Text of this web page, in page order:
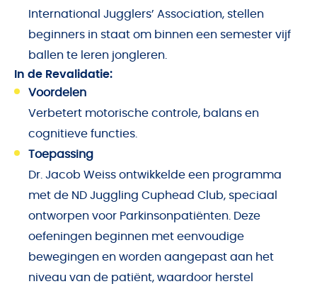
International Jugglers’ Association, stellen
beginners in staat om binnen een semester vijf
ballen te leren jongleren.
In de Revalidatie:
Voordelen
Verbetert motorische controle, balans en
cognitieve functies.
Toepassing
Dr. Jacob Weiss ontwikkelde een programma
met de ND Juggling Cuphead Club, speciaal
ontworpen voor Parkinsonpatiënten. Deze
oefeningen beginnen met eenvoudige
bewegingen en worden aangepast aan het
niveau van de patiënt, waardoor herstel